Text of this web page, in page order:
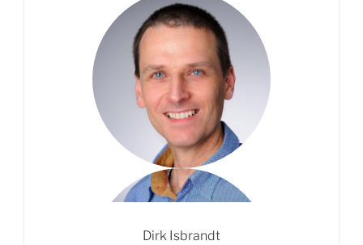
Dirk Isbrandt